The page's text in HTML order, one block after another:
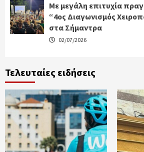
Με μεγάλη επιτυχία
“4ος Διαγωνισμός
στα Σήμαντρα
02/07/2026
Τελευταίες ειδήσεις